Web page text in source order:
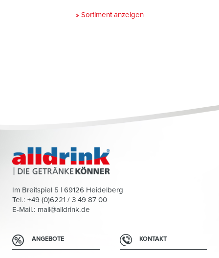
» Sortiment anzeigen
Im Breitspiel 5 | 69126 Heidelberg
Tel.: +49 (0)6221 / 3 49 87 00
E-Mail.: mail@alldrink.de
ANGEBOTE KONTAKT